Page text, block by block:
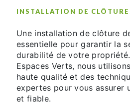
INSTALLATION DE
Une installation de clôture
essentielle pour garantir la
durabilité de votre
Espaces Verts, nous
haute qualité et des
expertes pour vous assurer
et fiable.